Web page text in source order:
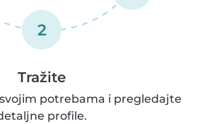
2
Tražite
potrebama i pregledajte
profile.